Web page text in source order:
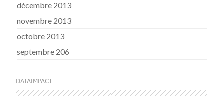
décembre 2013
novembre 2013
octobre 2013
septembre 206
DATAIMPACT